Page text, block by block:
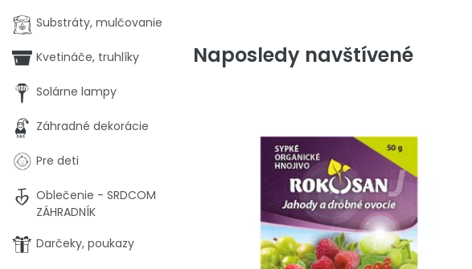
Naposledy navštívené
Substráty, mulčovanie
Kvetináče, truhlíky
Solárne lampy
Záhradné dekorácie
Pre deti
Oblečenie - SRDCOM
ZÁHRADNÍK
Darčeky, poukazy